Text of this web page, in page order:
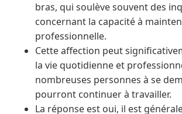
bras, qui soulève souvent des
concernant la capacité à
professionnelle.
Cette affection peut
la vie quotidienne et
nombreuses personnes à se
pourront continuer à travailler.
La réponse est oui, il est